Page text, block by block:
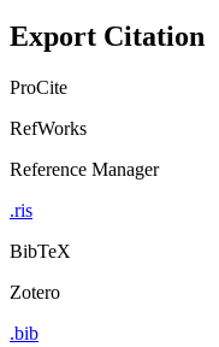
Export Citation
ProCite
RefWorks
Reference Manager
.ris
BibTeX
Zotero
.bib